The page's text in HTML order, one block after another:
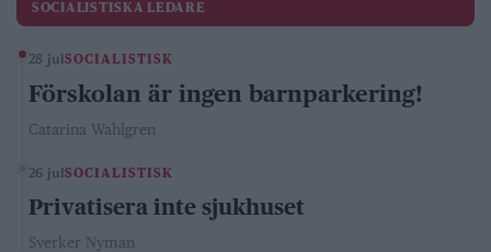
SOCIALISTISKA LEDARE
28 julSOCIALISTISK
Förskolan är ingen barnparkering!
Catarina Wahlgren
26 julSOCIALISTISK
Privatisera inte sjukhuset
Sverker Nyman